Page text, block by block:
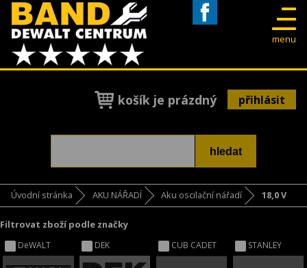
menu
košík je prázdný přihlásit
Úvodní stránka AKU NÁŘADÍ Aku oscilační nářadí 18,0 V
Filtrovat zboží podle značky
DeWALT DEK CUB CADET STANLEY